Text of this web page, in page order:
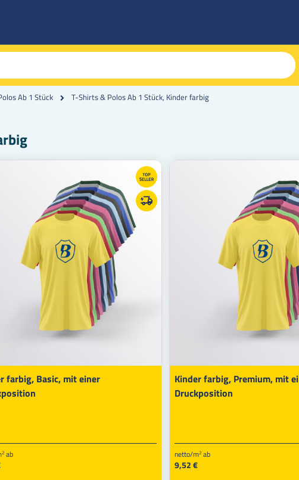
Ab 1 Stück T-Shirts & Polos Ab 1 Stück, Kinder farbig
farbig, Basic, mit einer
2ab
Kinder farbig, Premium, mit
Druckposition
netto/m2 ab
9,52 €